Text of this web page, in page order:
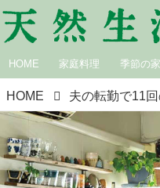
HOME 家庭料理 季節の
HOME